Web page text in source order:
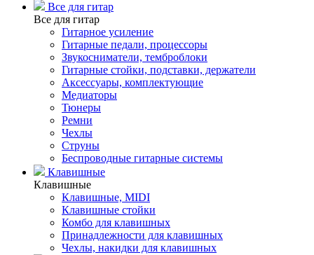
Все для гитар
Все для гитар
Гитарное усиление
Гитарные педали, процессоры
Звукосниматели, темброблоки
Гитарные стойки, подставки, держатели
Аксессуары, комплектующие
Медиаторы
Тюнеры
Ремни
Чехлы
Струны
Беспроводные гитарные системы
Клавишные
Клавишные
Клавишные, MIDI
Клавишные стойки
Комбо для клавишных
Принадлежности для клавишных
Чехлы, накидки для клавишных